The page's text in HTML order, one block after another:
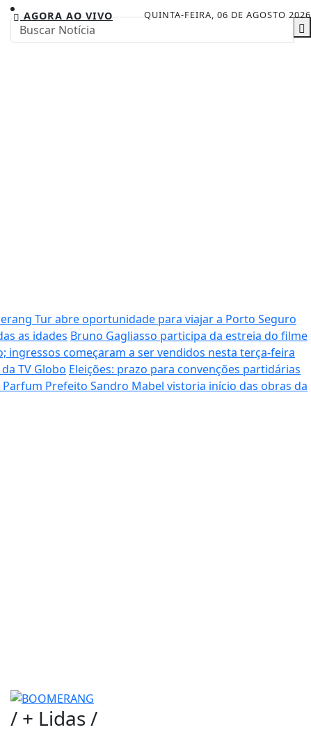
QUINTA-FEIRA, 06 DE AGOSTO 2026
AGORA AO VIVO
Tur abre oportunidade para viajar a Porto Seguro
as idades Bruno Gagliasso participa da estreia do filme
ingressos começaram a ser vendidos nesta terça-feira
TV Globo Eleições: prazo para convenções partidárias
Parfum Prefeito Sandro Mabel vistoria início das obras da
/ + Lidas/